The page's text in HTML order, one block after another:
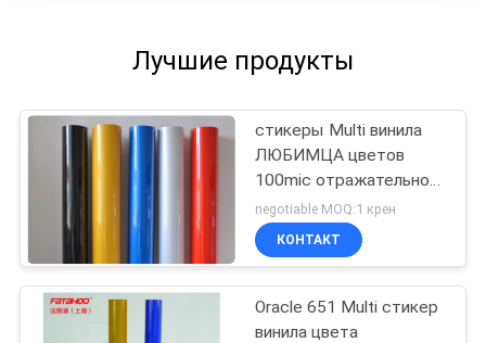
Лучшие продукты
стикеры Multi винила
ЛЮБИМЦА цветов
100mic отражательного
покрывая
negotiable MOQ:1 крен
КОНТАКТ
Oracle 651 Multi стикер
винила цвета